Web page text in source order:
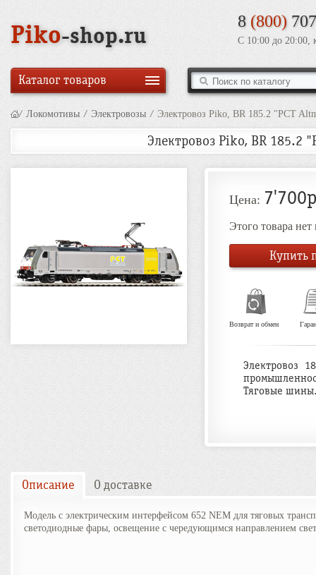
Piko-shop.ru
8 (800)
С 10:00 до 20:00,
Каталог товаров
/ Локомотивы / Электровозы / Электровоз Piko, BR 185.2 "PCT
Электровоз Piko, BR 185.2
Цена:
Этого товара
Купить
Возврат и обмен
Электровоз
Тяговые
Описание О доставке
Модель с электрическим интерфейсом 652 NEM для тяговых
светодиодные фары, освещение с чередующимся направлением